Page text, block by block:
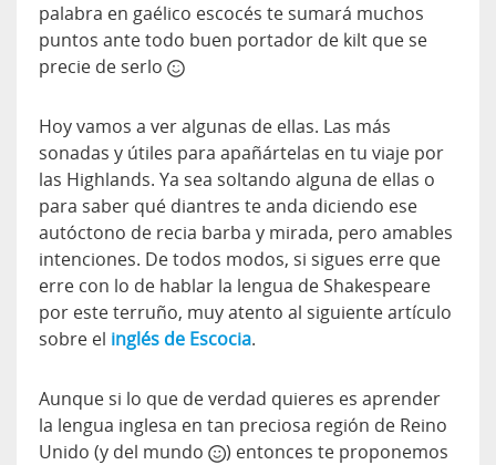
palabra en gaélico escocés te sumará muchos
puntos ante todo buen portador de kilt que se
precie de serlo
Hoy vamos a ver algunas de ellas. Las más
sonadas y útiles para apañártelas en tu viaje por
las Highlands. Ya sea soltando alguna de ellas o
para saber qué diantres te anda diciendo ese
autóctono de recia barba y mirada, pero amables
intenciones. De todos modos, si sigues erre que
erre con lo de hablar la lengua de Shakespeare
por este terruño, muy atento al siguiente artículo
sobre el inglés de Escocia.
Aunque si lo que de verdad quieres es aprender
la lengua inglesa en tan preciosa región de Reino
Unido (y del mundo
) entonces te proponemos